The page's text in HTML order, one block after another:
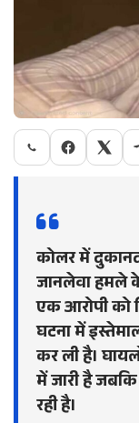
कोलर में
जानलेवा हमले
एक आरोपी को
घटना में
कर ली है।
में जारी है
रही है।